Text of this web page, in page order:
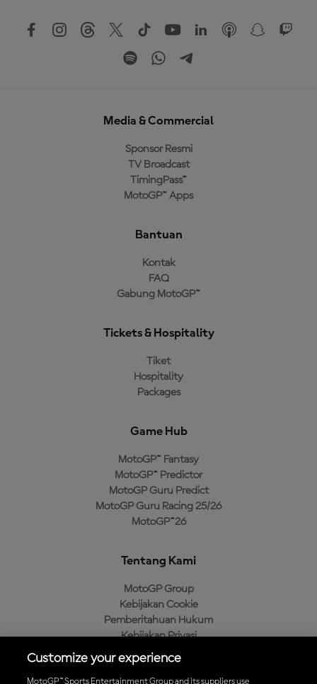
Media & Commercial
Sponsor Resmi
TV Broadcast
TimingPass™
MotoGP™ Apps
Bantuan
Kontak
FAQ
Gabung MotoGP™
Tickets & Hospitality
Tiket
Hospitality
Packages
Game Hub
MotoGP™ Fantasy
MotoGP™ Predictor
MotoGP Guru Predict
MotoGP Guru Racing 25/26
MotoGP™26
Tentang Kami
MotoGP Group
Kebijakan Cookie
Pemberitahuan Hukum
Kebijakan Privasi
Kebijakan Pembelian
Customize your experience
MotoGP™ Sports Entertainment Group and its suppliers use